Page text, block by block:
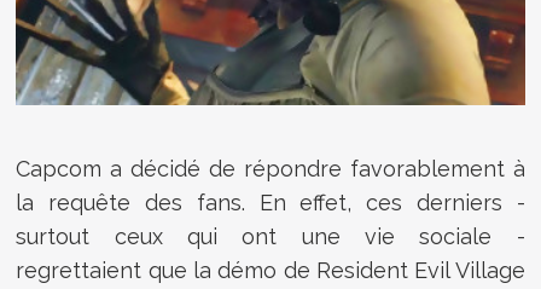
Capcom a décidé de répondre favorablement à
la requête des fans. En effet, ces derniers -
surtout ceux qui ont une vie sociale -
regrettaient que la démo de Resident Evil Village